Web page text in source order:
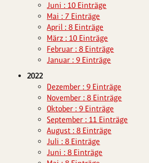
Juni : 10 Einträge
Mai : 7 Einträge
April : 8 Einträge
März : 10 Einträge
Februar : 8 Einträge
Januar : 9 Einträge
2022
Dezember : 9 Einträge
November : 8 Einträge
Oktober : 9 Einträge
September : 11 Einträge
August : 8 Einträge
Juli : 8 Einträge
Juni : 8 Einträge